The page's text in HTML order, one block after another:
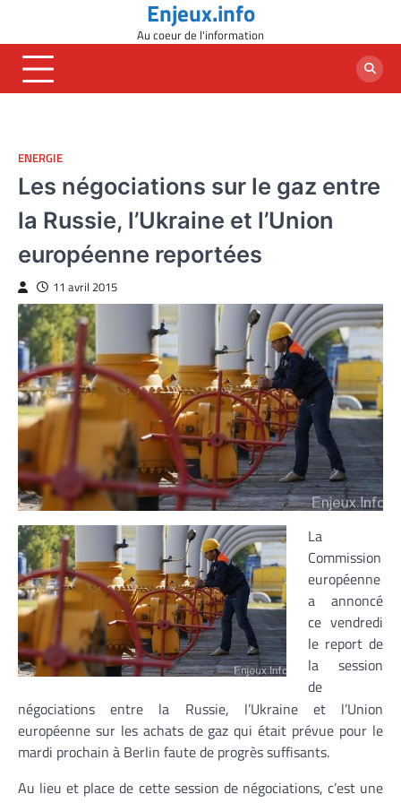
content
Enjeux.info
Au coeur de l'information
ENERGIE
Les négociations sur le gaz entre
la Russie, l’Ukraine et l’Union
européenne reportées
11 avril 2015
La
Commission
européenne
a annoncé
ce vendredi
le report de
la session
de
négociations entre la Russie, l’Ukraine et l’Union
européenne sur les achats de gaz qui était prévue pour le
mardi prochain à Berlin faute de progrès suffisants.
Au lieu et place de cette session de négociations, c’est une